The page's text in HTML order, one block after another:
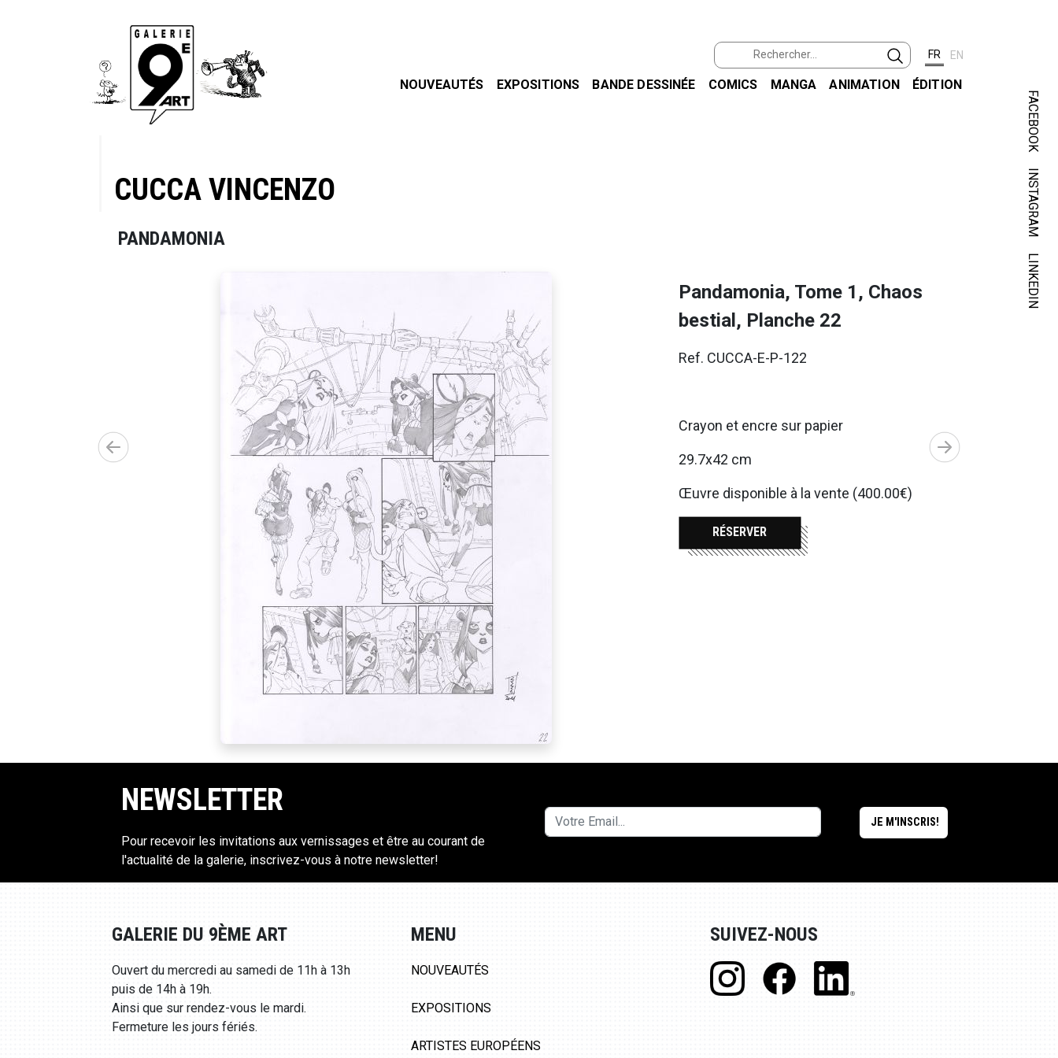
FR EN
NOUVEAUTÉS EXPOSITIONS BANDE DESSINÉE COMICS MANGA ANIMATION ÉDITION
FACEBOOK
INSTAGRAM
LINKEDIN
CUCCA VINCENZO
PANDAMONIA
Pandamonia, Tome 1, Chaos
bestial, Planche 22
Ref. CUCCA-E-P-122
Crayon et encre sur papier
29.7x42 cm
Œuvre disponible à la vente (400.00€)
RÉSERVER
NEWSLETTER
Pour recevoir les invitations aux vernissages et être au courant de
l'actualité de la galerie, inscrivez-vous à notre newsletter!
GALERIE DU 9ÈME ART
Ouvert du mercredi au samedi de 11h à 13h
puis de 14h à 19h.
Ainsi que sur rendez-vous le mardi.
Fermeture les jours fériés.
MENU
NOUVEAUTÉS
EXPOSITIONS
ARTISTES EUROPÉENS
SUIVEZ-NOUS